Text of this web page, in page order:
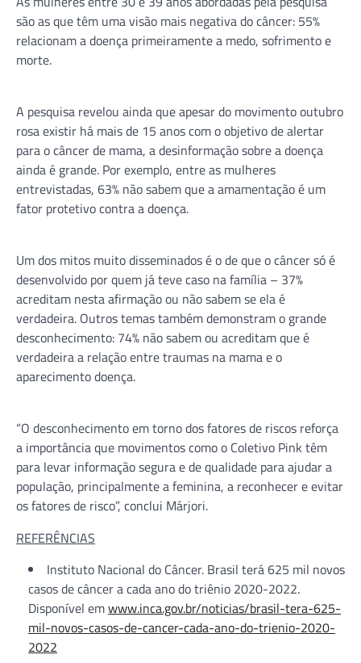
são as que têm uma visão mais negativa do câncer: 55%
relacionam a doença primeiramente a medo, sofrimento e
morte.
A pesquisa revelou ainda que apesar do movimento outubro
rosa existir há mais de 15 anos com o objetivo de alertar
para o câncer de mama, a desinformação sobre a doença
ainda é grande. Por exemplo, entre as mulheres
entrevistadas, 63% não sabem que a amamentação é um
fator protetivo contra a doença.
Um dos mitos muito disseminados é o de que o câncer só é
desenvolvido por quem já teve caso na família – 37%
acreditam nesta afirmação ou não sabem se ela é
verdadeira. Outros temas também demonstram o grande
desconhecimento: 74% não sabem ou acreditam que é
verdadeira a relação entre traumas na mama e o
aparecimento doença.
“O desconhecimento em torno dos fatores de riscos reforça
a importância que movimentos como o Coletivo Pink têm
para levar informação segura e de qualidade para ajudar a
população, principalmente a feminina, a reconhecer e evitar
os fatores de risco”, conclui Márjori.
REFERÊNCIAS
Instituto Nacional do Câncer. Brasil terá 625 mil novos
casos de câncer a cada ano do triênio 2020-2022.
Disponível emwww.inca.gov.br/noticias/brasil-tera-625-
mil-novos-casos-de-cancer-cada-ano-do-trienio-2020-
2022